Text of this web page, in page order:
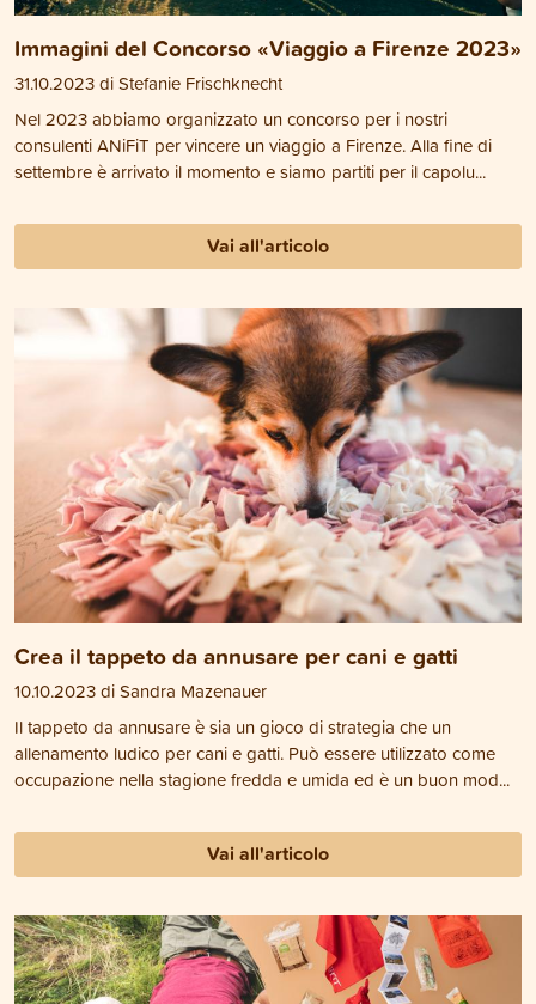
Immagini del Concorso «Viaggio a Firenze 2023»
31.10.2023 di Stefanie Frischknecht
Nel 2023 abbiamo organizzato un concorso per i nostri
consulenti ANiFiT per vincere un viaggio a Firenze. Alla fine di
settembre è arrivato il momento e siamo partiti per il capolu...
Vai all'articolo
Crea il tappeto da annusare per cani e gatti
10.10.2023 di Sandra Mazenauer
Il tappeto da annusare è sia un gioco di strategia che un
allenamento ludico per cani e gatti. Può essere utilizzato come
occupazione nella stagione fredda e umida ed è un buon mod...
Vai all'articolo